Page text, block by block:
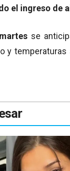
el ingreso de
martes se
y